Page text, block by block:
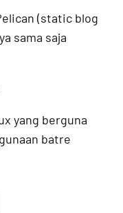
(static blog
sama saja
yang berguna
batre